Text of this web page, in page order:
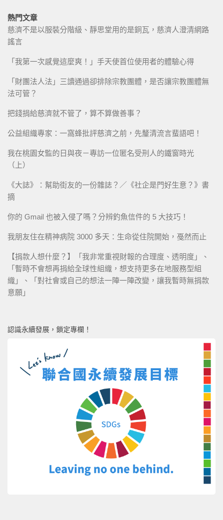
熱門文章
慈濟不是以服裝分階級、靜思堂用的是銅瓦，慈濟人澄清網路
謠言
「我第一次感覺這麼爽！」手天使首位使用者的體驗心得
「財團法人法」三讀通過卻排除宗教團體，是否讓宗教團體無
法可管？
把錢捐給慈濟就不管了，算不算做善事？
公益組織專家：一窩蜂批評慈濟之前，先釐清流言蜚語吧！
我在桃園女監的日與夜－專訪一位匿名受刑人的鐵窗時光
（上）
《大誌》：幫助街友的一份雜誌？／《社企是門好生意？》書
摘
你的 Gmail 也被入侵了嗎？分辨釣魚信件的 5 大技巧！
我朋友住在精神病院 3000 多天：生命從住院開始，戞然而止
【捐款人想什麼？】「我非常重視財報的合理度、透明度」、
「暫時不會想再捐給全球性組織，想支持更多在地服務型組
織」、「對社會或自己的想法一陣一陣改變，讓我暫時無捐款
意願」
認識永續發展，鎖定專欄！